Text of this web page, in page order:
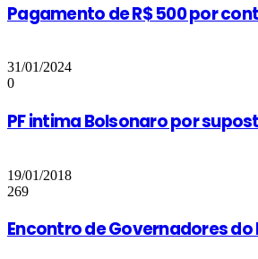
Pagamento de R$ 500 por
31/01/2024
0
PF intima Bolsonaro por
19/01/2018
269
Encontro de Governadores